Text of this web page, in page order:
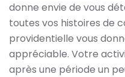
donne envie de vous
toutes vos histoires de
providentielle vous
appréciable. Votre
après une période un